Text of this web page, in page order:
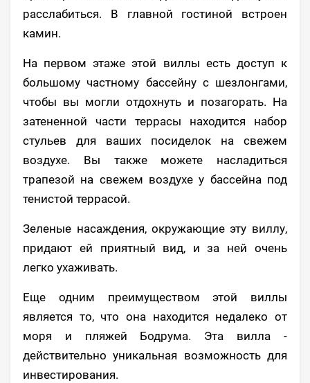
расслабиться. В главной гостиной встроен
камин.
На первом этаже этой виллы есть доступ к
большому частному бассейну с шезлонгами,
чтобы вы могли отдохнуть и позагорать. На
затененной части террасы находится набор
стульев для ваших посиделок на свежем
воздухе. Вы также можете насладиться
трапезой на свежем воздухе у бассейна под
тенистой террасой.
Зеленые насаждения, окружающие эту виллу,
придают ей приятный вид, и за ней очень
легко ухаживать.
Еще одним преимуществом этой виллы
является то, что она находится недалеко от
моря и пляжей Бодрума. Эта вилла -
действительно уникальная возможность для
инвестирования.